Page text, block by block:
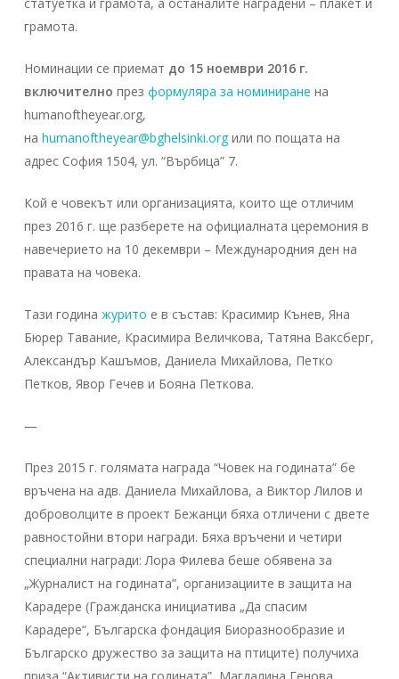
грамота.
Номинации се приемат до 15 ноември 2016 г.
включително през формуляра за номиниране на
humanoftheyear.org,
на humanoftheyear@bghelsinki.orgили по пощата на
адрес София 1504, ул. “Върбица” 7.
Кой е човекът или организацията, които ще отличим
през 2016 г. ще разберете на официалната церемония в
навечерието на 10 декември – Международния ден на
правата на човека.
Тази година журито е в състав: Красимир Кънев, Яна
Бюрер Тавание, Красимира Величкова, Татяна Ваксберг,
Александър Кашъмов, Даниела Михайлова, Петко
Петков, Явор Гечев и Бояна Петкова.
—
През 2015 г. голямата награда “Човек на годината” бе
връчена на адв. Даниела Михайлова, а Виктор Лилов и
доброволците в проект Бежанци бяха отличени с двете
равностойни втори награди. Бяха връчени и четири
специални награди: Лора Филева беше обявена за
„Журналист на годината”, организациите в защита на
Карадере (Гражданска инициатива „Да спасим
Карадере“, Българска фондация Биоразнообразие и
Българско дружество за защита на птиците) получиха